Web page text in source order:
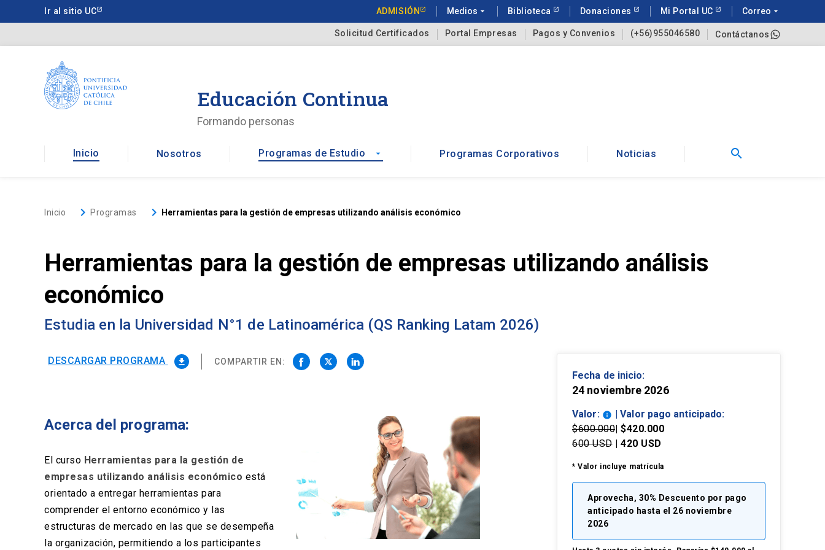
a
Ir al sitio UC ADMISIÓN Medios arrow_drop_down Biblioteca Donaciones Mi Portal UC Correo arrow_drop_down
Solicitud Certificados Portal Empresas Pagos y Convenios (+56)955046580 Contáctanos
Educación Continua
Formando personas
Inicio Nosotros Programas de Estudio arrow_drop_down Programas Corporativos Noticias search
Inicio keyboard_arrow_rightProgramas keyboard_arrow_right Herramientas para la gestión de empresas utilizando análisis económico
Herramientas para la gestión de empresas utilizando análisis
económico
Estudia en la Universidad N°1 de Latinoamérica (QS Ranking Latam 2026)
DESCARGAR PROGRAMA file_download COMPARTIR EN:
Acerca del programa:
El curso Herramientas para la gestión de
empresas utilizando análisis económico está
orientado a entregar herramientas para
comprender el entorno económico y las
estructuras de mercado en las que se desempeña
la organización, permitiendo a los participantes
Fecha de inicio:
24 noviembre 2026
Valor: info
$600.000
600 USD
| Valor pago anticipado:
| $420.000
| 420 USD
* Valor incluye matrícula
Aprovecha, 30% Descuento por pago
anticipado hasta el 26 noviembre
2026